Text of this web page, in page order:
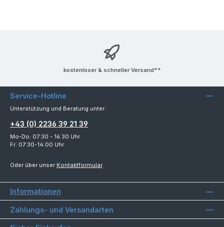
kostenloser & schneller Versand**
Service-Hotline
Unterstützung und Beratung unter:
+43 (0) 2236 39 21 39
Mo-Do: 07:30 - 16:30 Uhr
Fr: 07:30-14:00 Uhr
Oder über unser Kontaktformular.
Informationen
Zahlungs- und Versandarten